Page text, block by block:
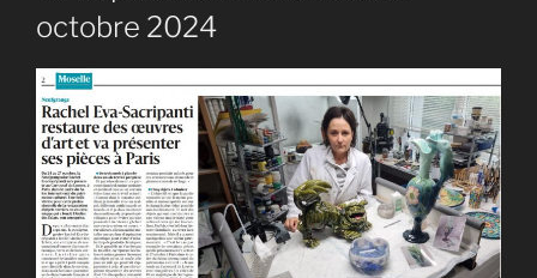
octobre 2024